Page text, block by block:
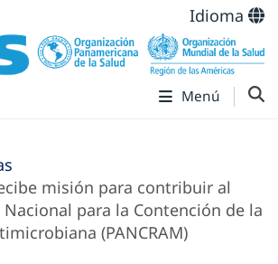
Idioma
Menú
misión para contribuir al
para la Contención de la
(PANCRAM)